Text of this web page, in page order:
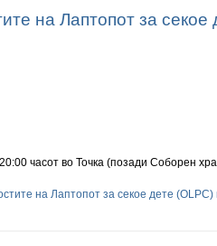
на Лаптопот за секое
часот во Точка (позади Соборен
на Лаптопот за секое дете (OLPC)